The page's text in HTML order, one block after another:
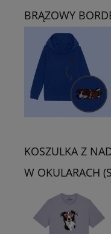
BRĄZOWY
KOSZULKA Z
W OKULARACH